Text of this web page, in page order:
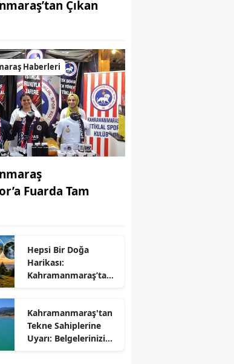
Karaarslan
Çıkan
Haberleri
Fuarda Tam
Hepsi Bir Doğa
Harikası:
Kahramanmaraş’ta
Güzel Alanlar
Kahramanmaraş'tan
Tekne Sahiplerine
Uyarı: Belgelerinizi